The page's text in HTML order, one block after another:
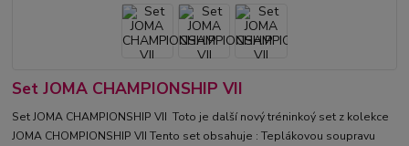
Set JOMA CHAMPIONSHIP VII
Set JOMA CHAMPIONSHIP VII Toto je další nový tréninkoý set z kolekce
JOMA CHOMPIONSHIP VII Tento set obsahuje : Teplákovou soupravu